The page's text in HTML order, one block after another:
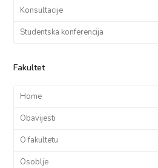
Konsultacije
Studentska konferencija
Fakultet
Home
Obavijesti
O fakultetu
Osoblje